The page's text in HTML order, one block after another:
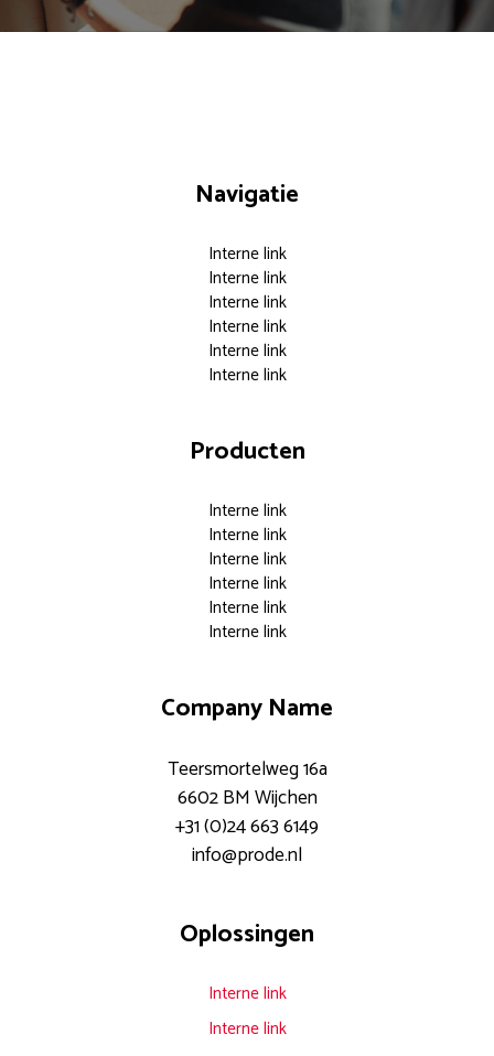
Documentoplossingen voor elk
modern kantoor.
Meer weten?
Download
Navigatie
Interne link
Interne link
Interne link
Interne link
Interne link
Interne link
Producten
Interne link
Interne link
Interne link
Interne link
Interne link
Interne link
Company Name
Teersmortelweg 16a
6602 BM Wijchen
+31 (0)24 663 6149
info@prode.nl
Oplossingen
Interne link
Interne link